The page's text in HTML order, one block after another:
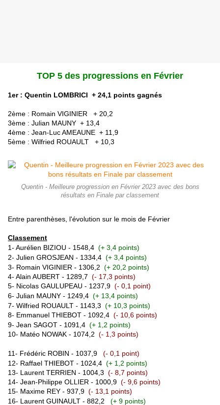
TOP 5 des progressions en Février
1er : Quentin LOMBRICI + 24,1 points gagnés
2ème : Romain VIGINIER + 20,2
3ème : Julian MAUNY + 13,4
4ème : Jean-Luc AMEAUNE + 11,9
5ème : Wilfried ROUAULT + 10,3
Quentin - Meilleure progression en Février 2023 avec des bons
résultats en Finale par classement
Entre parenthèses, l'évolution sur le mois de Février
Classement
1- Aurélien BIZIOU - 1548,4 (+ 3,4 points)
2- Julien GROSJEAN - 1334,4 (+ 3,4 points)
3- Romain VIGINIER - 1306,2 (+ 20,2 points)
4- Alain AUBERT - 1289,7 (- 17,3 points)
5- Nicolas GAULUPEAU - 1237,9 (- 0,1 point)
6- Julian MAUNY - 1249,4 (+ 13,4 points)
7- Wilfried ROUAULT - 1143,3 (+ 10,3 points)
8- Emmanuel THIEBOT - 1092,4 (- 10,6 points)
9- Jean SAGOT - 1091,4 (+ 1,2 points)
10- Matéo NOWAK - 1074,2 (- 1,3 points)
11- Frédéric ROBIN - 1037,9
(- 0,1 point)
12- Raffael THIEBOT - 1024,4 (+ 1,2 points)
13- Laurent TERRIEN - 1004,3 (- 8,7 points)
14- Jean-Philippe OLLIER - 1000,9 (- 9,6 points)
15- Maxime REY - 937,9 (- 13,1 points)
16- Laurent GUINAULT - 882,2
(+ 9 points)